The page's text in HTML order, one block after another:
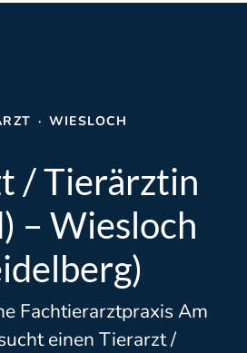
· WIESLOCH
/ Tierärztin
– Wiesloch
Fachtierarztpraxis Am
einen Tierarzt /